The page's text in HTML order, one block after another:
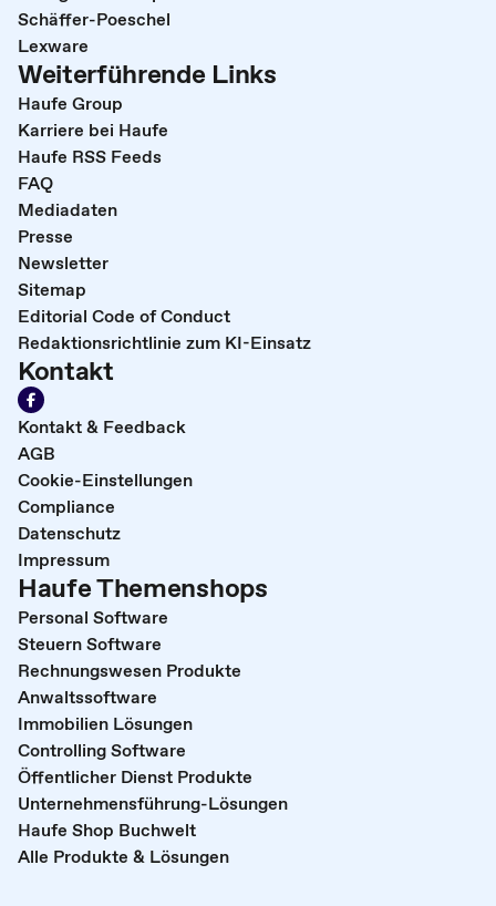
Schäffer-Poeschel
Lexware
Weiterführende Links
Haufe Group
Karriere bei Haufe
Haufe RSS Feeds
FAQ
Mediadaten
Presse
Newsletter
Sitemap
Editorial Code of Conduct
Redaktionsrichtlinie zum KI-Einsatz
Kontakt
Kontakt & Feedback
AGB
Cookie-Einstellungen
Compliance
Datenschutz
Impressum
Haufe Themenshops
Personal Software
Steuern Software
Rechnungswesen Produkte
Anwaltssoftware
Immobilien Lösungen
Controlling Software
Öffentlicher Dienst Produkte
Unternehmensführung-Lösungen
Haufe Shop Buchwelt
Alle Produkte & Lösungen